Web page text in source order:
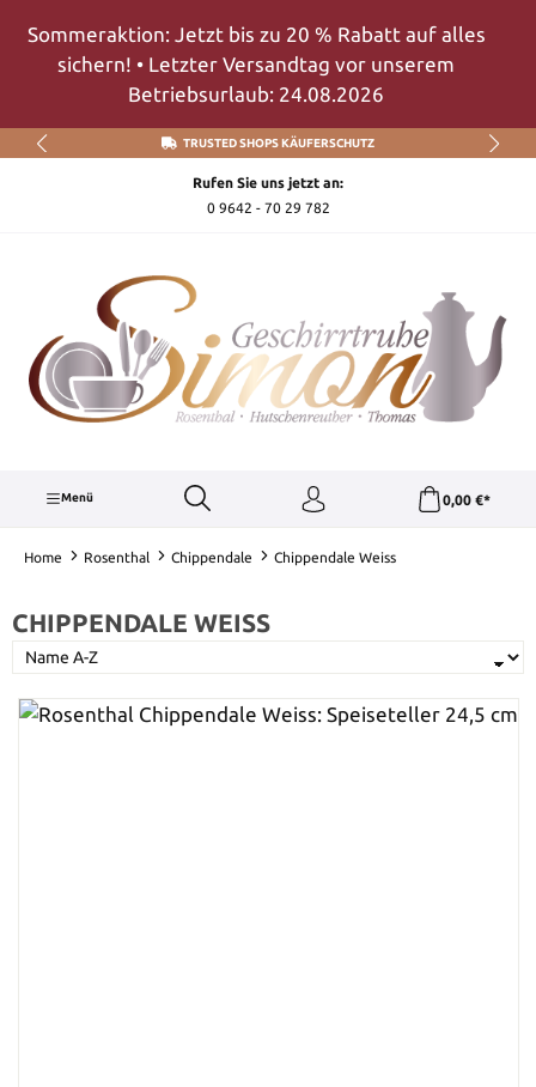
Zum Hauptinhalt springen
Sommeraktion: Jetzt bis zu 20 % Rabatt auf alles
sichern! • Letzter Versandtag vor unserem
Betriebsurlaub: 24.08.2026
TRUSTED SHOPS KÄUFERSCHUTZ
Rufen Sie uns jetzt an:
0 9642 - 70 29 782
Menü 0,00 €*
Home Rosenthal Chippendale Chippendale Weiss
CHIPPENDALE WEISS